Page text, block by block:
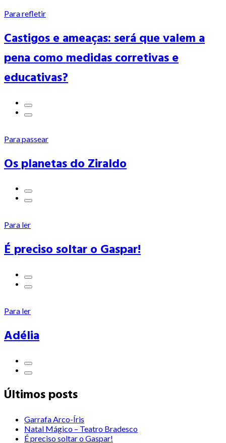
Para refletir
Castigos e ameaças: será que valem a
pena como medidas corretivas e
educativas?
Para passear
Os planetas do Ziraldo
Para ler
É preciso soltar o Gaspar!
Para ler
Adélia
Últimos posts
Garrafa Arco-Íris
Natal Mágico – Teatro Bradesco
É preciso soltar o Gaspar!